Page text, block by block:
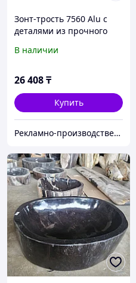
Зонт-трость 7560 Alu с
деталями из прочного
черный
В наличии
26 408₸
Купить
Рекламно-производственная компания «2Ymedia»